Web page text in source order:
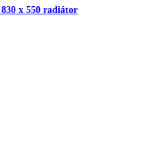
x 550 radiátor